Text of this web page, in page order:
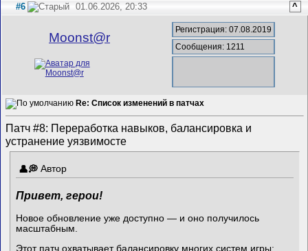
#6 01.06.2026, 20:33 ^
Mооnst@r
Регистрация: 07.08.2019
Сообщения: 1211
Re: Список изменений в патчах
Патч #8: Переработка навыков, балансировка и
устранение уязвимосте
Автор
Привет, герои!
Новое обновление уже доступно — и оно получилось
масштабным.
Этот патч охватывает балансировку многих систем игры: